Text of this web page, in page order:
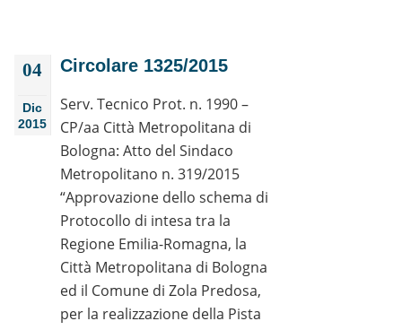
04
Dic
2015
Circolare 1325/2015
Serv. Tecnico Prot. n. 1990 –
CP/aa Città Metropolitana di
Bologna: Atto del Sindaco
Metropolitano n. 319/2015
“Approvazione dello schema di
Protocollo di intesa tra la
Regione Emilia-Romagna, la
Città Metropolitana di Bologna
ed il Comune di Zola Predosa,
per la realizzazione della Pista